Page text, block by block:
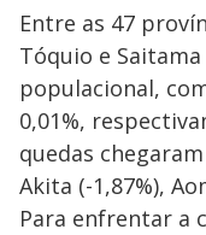
Entre as 47
Tóquio e
populacional,
0,01%,
quedas
Akita (-1,87%),
Para enfrentar a